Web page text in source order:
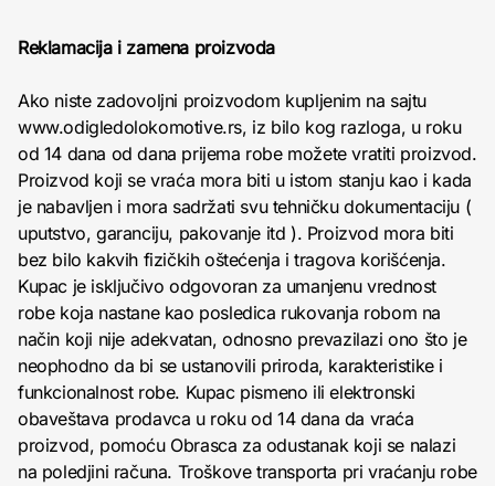
Reklamacija i zamena proizvoda
Ako niste zadovoljni proizvodom kupljenim na sajtu
www.odigledolokomotive.rs, iz bilo kog razloga, u roku
od 14 dana od dana prijema robe možete vratiti proizvod.
Proizvod koji se vraća mora biti u istom stanju kao i kada
je nabavljen i mora sadržati svu tehničku dokumentaciju (
uputstvo, garanciju, pakovanje itd ). Proizvod mora biti
bez bilo kakvih fizičkih oštećenja i tragova korišćenja.
Kupac je isključivo odgovoran za umanjenu vrednost
robe koja nastane kao posledica rukovanja robom na
način koji nije adekvatan, odnosno prevazilazi ono što je
neophodno da bi se ustanovili priroda, karakteristike i
funkcionalnost robe. Kupac pismeno ili elektronski
obaveštava prodavca u roku od 14 dana da vraća
proizvod, pomoću Obrasca za odustanak koji se nalazi
na poledjini računa. Troškove transporta pri vraćanju robe